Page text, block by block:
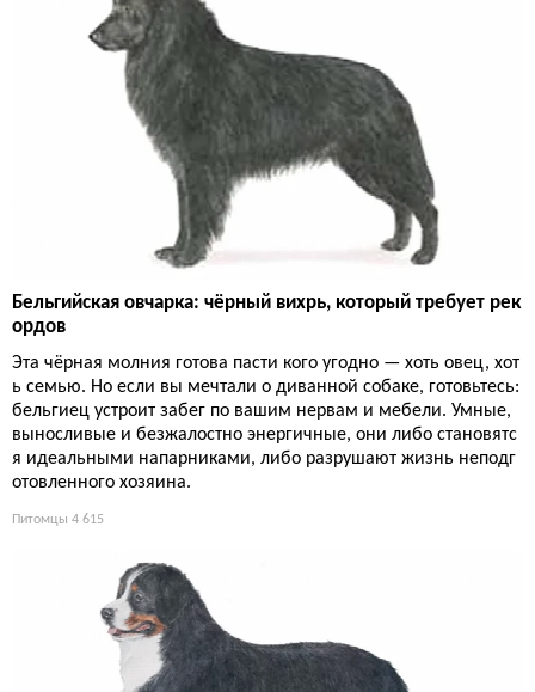
Бельгийская овчарка: чёрный вихрь, который требует рек
ордов
Эта чёрная молния готова пасти кого угодно — хоть овец, хот
ь семью. Но если вы мечтали о диванной собаке, готовьтесь:
бельгиец устроит забег по вашим нервам и мебели. Умные,
выносливые и безжалостно энергичные, они либо становятс
я идеальными напарниками, либо разрушают жизнь неподг
отовленного хозяина.
Питомцы 4 615